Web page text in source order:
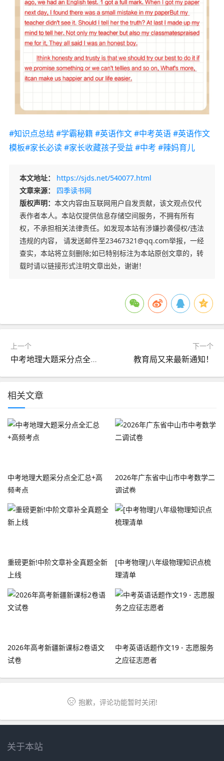
#知识点总结 #学霸秘籍 #英语作文#中考英语#英语作文
模板#家长必读#家长收藏孩子受益 #中考 #辣妈育儿
本文地址：
https://sjds.net/540077.html
文章来源：
四季读书网
版权声明： 本文内容由互联网用户自发贡献，该文观点仅代
表作者本人。本站仅提供信息存储空间服务，不拥有所有
权，不承担相关法律责任。如发现本站有涉嫌抄袭侵权/违法
违规的内容， 请发送邮件至23467321@qq.com举报，一经
查实，本站将立刻删除;如已特别标注为本站原创文章的，转
载时请以链接形式注明文章出处，谢谢！
上一个
中考地理大题采分点全汇总+高频考点
下一个
教育局又来最新通知！
相关文章
中考地理大题采分点全汇总+高
频考点
2026年广东省中山市中考数学二
调试卷
重磅更新!中阶文章补全真题全新
上线
[中考物理]八年级物理知识点梳
理清单
2026年高考新疆新课标2卷语文
试卷
中考英语话题作文19 - 志愿服务
之应征志愿者
抱歉，评论功能暂时关闭!
关于本站